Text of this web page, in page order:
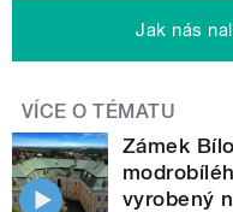
Jak nás
VÍCE O TÉMATU
Zámek
vyrobený